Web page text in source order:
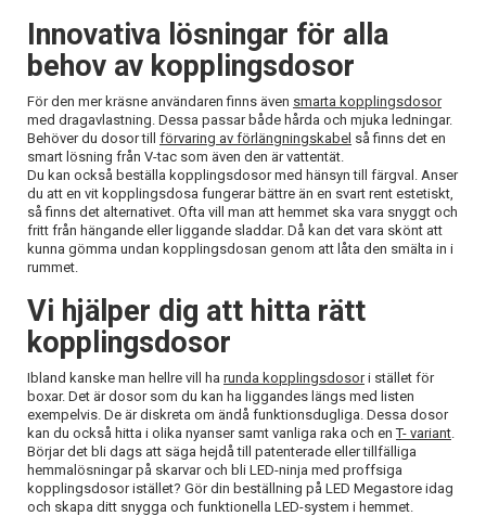
Innovativa lösningar för alla
behov av kopplingsdosor
För den mer kräsne användaren finns även smarta kopplingsdosor
med dragavlastning. Dessa passar både hårda och mjuka ledningar.
Behöver du dosor till förvaring av förlängningskabel så finns det en
smart lösning från V-tac som även den är vattentät.
Du kan också beställa kopplingsdosor med hänsyn till färgval. Anser
du att en vit kopplingsdosa fungerar bättre än en svart rent estetiskt,
så finns det alternativet. Ofta vill man att hemmet ska vara snyggt och
fritt från hängande eller liggande sladdar. Då kan det vara skönt att
kunna gömma undan kopplingsdosan genom att låta den smälta in i
rummet.
Vi hjälper dig att hitta rätt
kopplingsdosor
Ibland kanske man hellre vill ha runda kopplingsdosori stället för
boxar. Det är dosor som du kan ha liggandes längs med listen
exempelvis. De är diskreta om ändå funktionsdugliga. Dessa dosor
kan du också hitta i olika nyanser samt vanliga raka och enT- variant.
Börjar det bli dags att säga hejdå till patenterade eller tillfälliga
hemmalösningar på skarvar och bli LED-ninja med proffsiga
kopplingsdosor istället? Gör din beställning på LED Megastore idag
och skapa ditt snygga och funktionella LED-system i hemmet.